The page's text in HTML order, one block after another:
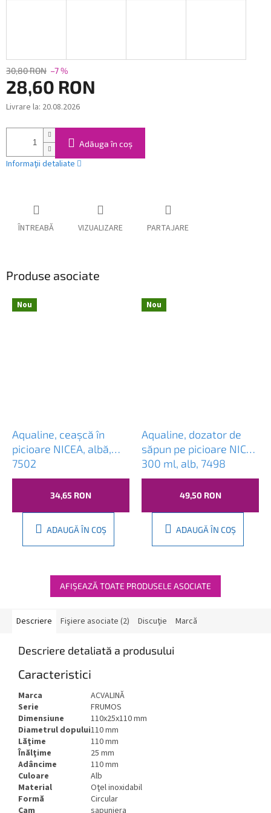
30,80 RON –7 %
28,60 RON
Evaluare
Livrare la: 20.08.2026
Adăuga în coş
Informaţii detaliate
ÎNTREABĂ VIZUALIZARE PARTAJARE
Produse asociate
Nou
Aqualine, ceașcă în
picioare NICEA, albă,
7502
34,65 RON
ADAUGĂ ÎN COŞ
Nou
Aqualine, dozator de
săpun pe picioare NICEA
300 ml, alb, 7498
49,50 RON
ADAUGĂ ÎN COŞ
AFIŞEAZĂ TOATE PRODUSELE ASOCIATE
Descriere Fişiere asociate (2) Discuţie Marcă
Descriere detaliată a produsului
Caracteristici
Marca
ACVALINĂ
Serie
FRUMOS
Dimensiune
110x25x110 mm
Diametrul dopului110 mm
Lăţime
110 mm
Înălţime
25 mm
Adâncime
110 mm
Culoare
Alb
Material
Oţel inoxidabil
Formă
Circular